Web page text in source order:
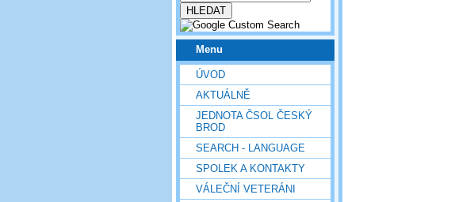
Menu
ÚVOD
AKTUÁLNĚ
JEDNOTA ČSOL ČESKÝ
BROD
SEARCH - LANGUAGE
SPOLEK A KONTAKTY
VÁLEČNÍ VETERÁNI